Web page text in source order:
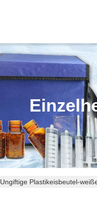
Ungiftige Plastikeisbeutel-